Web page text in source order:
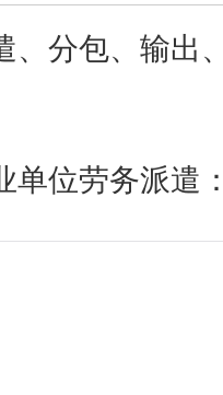
、分包、输出
单位劳务派遣